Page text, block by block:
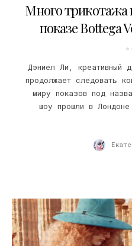
Много трикотажа
показе Bottega
Дэниел Ли, креативный
продолжает следовать
миру показов под
шоу прошли в